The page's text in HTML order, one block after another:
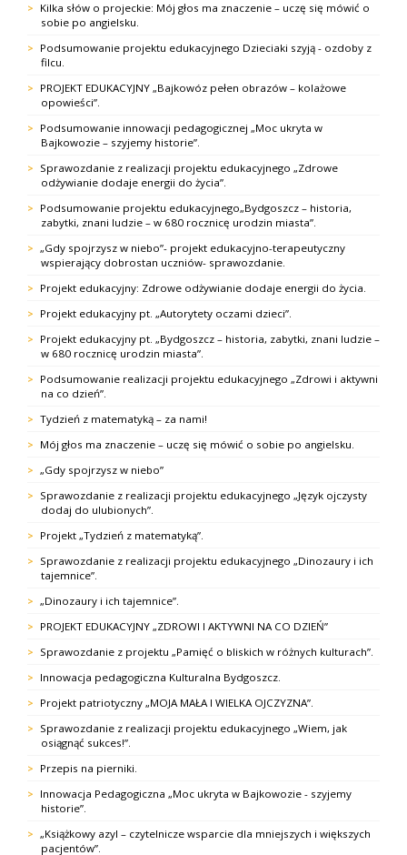
Kilka słów o projeckie: Mój głos ma znaczenie – uczę się mówić o
sobie po angielsku.
Podsumowanie projektu edukacyjnego Dzieciaki szyją - ozdoby z
filcu.
PROJEKT EDUKACYJNY „Bajkowóz pełen obrazów – kolażowe
opowieści”.
Podsumowanie innowacji pedagogicznej „Moc ukryta w
Bajkowozie – szyjemy historie”.
Sprawozdanie z realizacji projektu edukacyjnego „Zdrowe
odżywianie dodaje energii do życia”.
Podsumowanie projektu edukacyjnego„Bydgoszcz – historia,
zabytki, znani ludzie – w 680 rocznicę urodzin miasta”.
„Gdy spojrzysz w niebo”- projekt edukacyjno-terapeutyczny
wspierający dobrostan uczniów- sprawozdanie.
Projekt edukacyjny: Zdrowe odżywianie dodaje energii do życia.
Projekt edukacyjny pt. „Autorytety oczami dzieci”.
Projekt edukacyjny pt. „Bydgoszcz – historia, zabytki, znani ludzie –
w 680 rocznicę urodzin miasta”.
Podsumowanie realizacji projektu edukacyjnego „Zdrowi i aktywni
na co dzień”.
Tydzień z matematyką – za nami!
Mój głos ma znaczenie – uczę się mówić o sobie po angielsku.
„Gdy spojrzysz w niebo”
Sprawozdanie z realizacji projektu edukacyjnego „Język ojczysty
dodaj do ulubionych”.
Projekt „Tydzień z matematyką”.
Sprawozdanie z realizacji projektu edukacyjnego „Dinozaury i ich
tajemnice”.
„Dinozaury i ich tajemnice”.
PROJEKT EDUKACYJNY „ZDROWI I AKTYWNI NA CO DZIEŃ”
Sprawozdanie z projektu „Pamięć o bliskich w różnych kulturach”.
Innowacja pedagogiczna Kulturalna Bydgoszcz.
Projekt patriotyczny „MOJA MAŁA I WIELKA OJCZYZNA”.
Sprawozdanie z realizacji projektu edukacyjnego „Wiem, jak
osiągnąć sukces!”.
Przepis na pierniki.
Innowacja Pedagogiczna „Moc ukryta w Bajkowozie - szyjemy
historie”.
„Książkowy azyl – czytelnicze wsparcie dla mniejszych i większych
pacjentów”.